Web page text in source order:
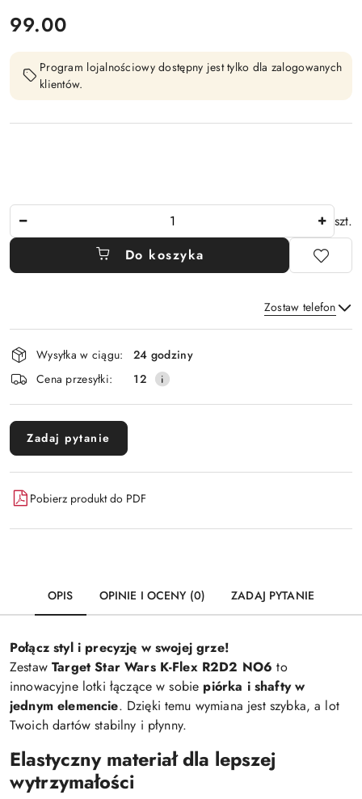
cena:
99.00
Program lojalnościowy dostępny jest tylko dla zalogowanych
klientów.
szt.
Do koszyka
Zostaw telefon
Wyślij
Dostępność
i
dostawa
Wysyłka w ciągu:
24 godziny
Cena przesyłki:
12
Zadaj pytanie
Pobierz produkt do PDF
OPIS OPINIE I OCENY (0) ZADAJ PYTANIE
Połącz styl i precyzję w swojej grze!
ZestawTarget Star Wars K-Flex R2D2 NO6 to
innowacyjne lotki łączące w sobie piórka i shafty w
jednym elemencie. Dzięki temu wymiana jest szybka, a lot
Twoich dartów stabilny i płynny.
Elastyczny materiał dla lepszej
wytrzymałości